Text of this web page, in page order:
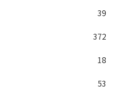
39
372
18
53